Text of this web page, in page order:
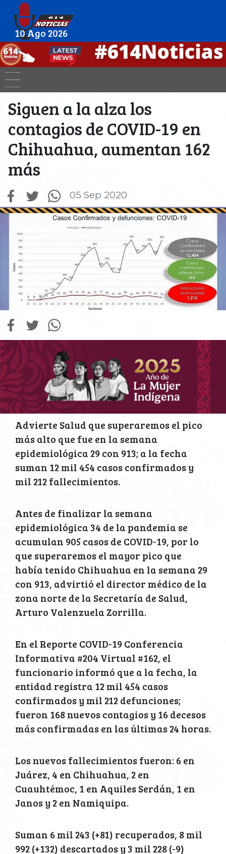
10 Ago 2026
Siguen a la alza los
contagios de COVID-19 en
Chihuahua, aumentan 162
más
05 Sep 2020
Advierte Salud que superaremos el pico
más alto que fue en la semana
epidemiológica 29 con 913; a la fecha
suman 12 mil 454 casos confirmados y
mil 212 fallecimientos.
Antes de finalizar la semana
epidemiológica 34 de la pandemia se
acumulan 905 casos de COVID-19, por lo
que superaremos el mayor pico que
había tenido Chihuahua en la semana 29
con 913, advirtió el director médico de la
zona norte de la Secretaría de Salud,
Arturo Valenzuela Zorrilla.
En el Reporte COVID-19 Conferencia
Informativa #204 Virtual #162, el
funcionario informó que a la fecha, la
entidad registra 12 mil 454 casos
confirmados y mil 212 defunciones;
fueron 168 nuevos contagios y 16 decesos
más confirmadas en las últimas 24 horas.
Los nuevos fallecimientos fueron: 6 en
Juárez, 4 en Chihuahua, 2 en
Cuauhtémoc, 1 en Aquiles Serdán, 1 en
Janos y 2 en Namiquipa.
Suman 6 mil 243 (+81) recuperados, 8 mil
992 (+132) descartados y 3 mil 228 (-9)